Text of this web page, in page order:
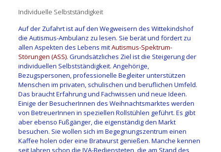
Individuelle Selbstständigkeit
Auf der Zufahrt ist auf den Wegweisern des Wittekindshof
die Autismus-Ambulanz zu lesen. Sie berät und fördert zu
allen Aspekten des Lebens mitAutismus-Spektrum-
Störungen (ASS). Grundsätzliches Ziel ist die Steigerung der
individuellen Selbstständigkeit. Angehörige,
Bezugspersonen, professionelle Begleiter unterstützen
Menschen im privaten, schulischen und beruflichen Umfeld.
Das braucht Erfahrung und Fachwissen und neue Ideen.
Einige der BesucherInnen des Weihnachtsmarktes werden
von BetreuerInnen in speziellen Rollstühlen geführt. Es gibt
aber ebenso Fußgänger, die eigenständig den Markt
besuchen. Sie wollen sich im Begegnungszentrum einen
Kaffee holen oder eine Bratwurst genießen. Manche kennen
seit Jahren schon die JVA-Bediensteten, die am Stand des